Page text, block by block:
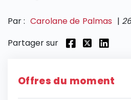
Par : Carolane de Palmas |
Partager sur
Offres du moment